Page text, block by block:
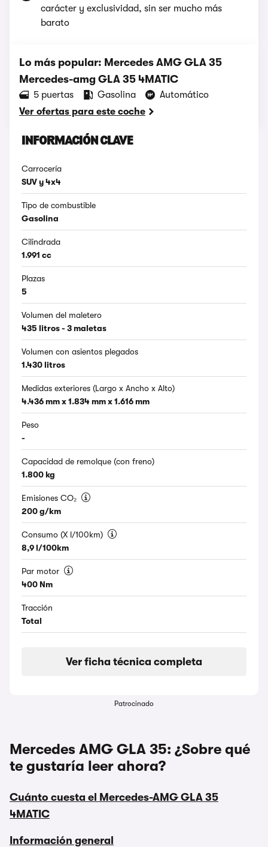
carácter y exclusividad, sin ser mucho más
barato
Lo más popular: Mercedes AMG GLA 35
Mercedes-amg GLA 35 4MATIC
5 puertas Gasolina
Automático
Ver ofertas para este coche
INFORMACIÓN CLAVE
Carrocería
SUV y 4x4
Tipo de combustible
Gasolina
Cilindrada
1.991 cc
Plazas
5
Volumen del maletero
435 litros - 3 maletas
Volumen con asientos plegados
1.430 litros
Medidas exteriores (Largo x Ancho x Alto)
4.436 mm x 1.834 mm x 1.616 mm
Peso
-
Capacidad de remolque (con freno)
1.800 kg
Emisiones CO₂
200 g/km
Consumo (X l/100km)
8,9 l/100km
Par motor
400 Nm
Tracción
Total
Ver ficha técnica completa
Patrocinado
Mercedes AMG GLA 35: ¿Sobre qué
te gustaría leer ahora?
Cuánto cuesta el Mercedes-AMG GLA 35
4MATIC
Información general